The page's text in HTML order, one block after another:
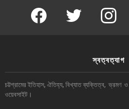
facebook twitter
স্বত্বত্যাগ
চট্টগ্রামের ইতিহাস, ঐতিহ্য, বিখ্যাত ব্যক্তিত্ব, ভ্রমণ
ওয়েবসাইট।